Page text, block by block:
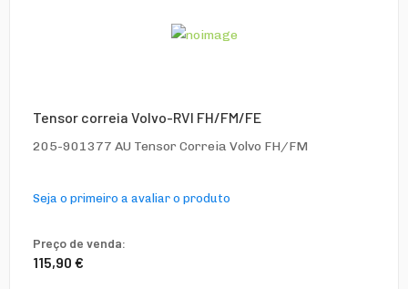
Tensor correia Volvo-RVI FH/FM/FE
205-901377 AU Tensor Correia Volvo FH/FM
Seja o primeiro a avaliar o produto
Preço de venda:
115,90 €